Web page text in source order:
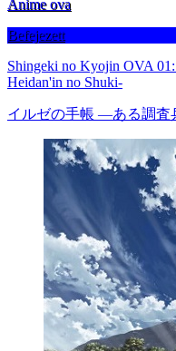
Anime ova
Befejezett
Shingeki no Kyojin OVA
Heidan'in no Shuki-
イルゼの手帳 ―ある調